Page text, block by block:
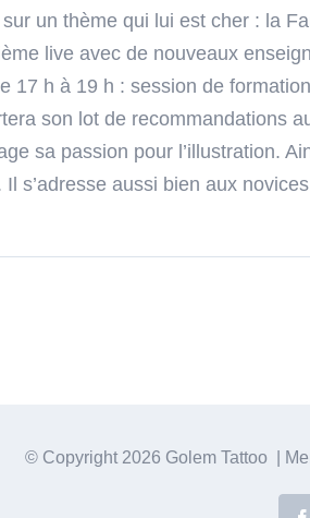
par
Golem
un thème qui lui est cher : la
live avec de nouveaux
17 h à 19 h : session de
son lot de recommandations
sa passion pour l’illustration.
s’adresse aussi bien aux
© Copyright 2026 Golem Tattoo |